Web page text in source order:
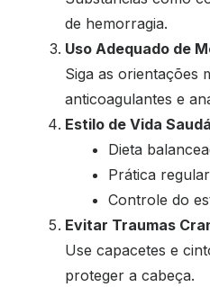
de hemorragia.
Uso Adequado de
Siga as orientações
anticoagulantes e
Estilo de Vida
Dieta
Prática
Controle do
Evitar Traumas
Use capacetes e
proteger a cabeça.